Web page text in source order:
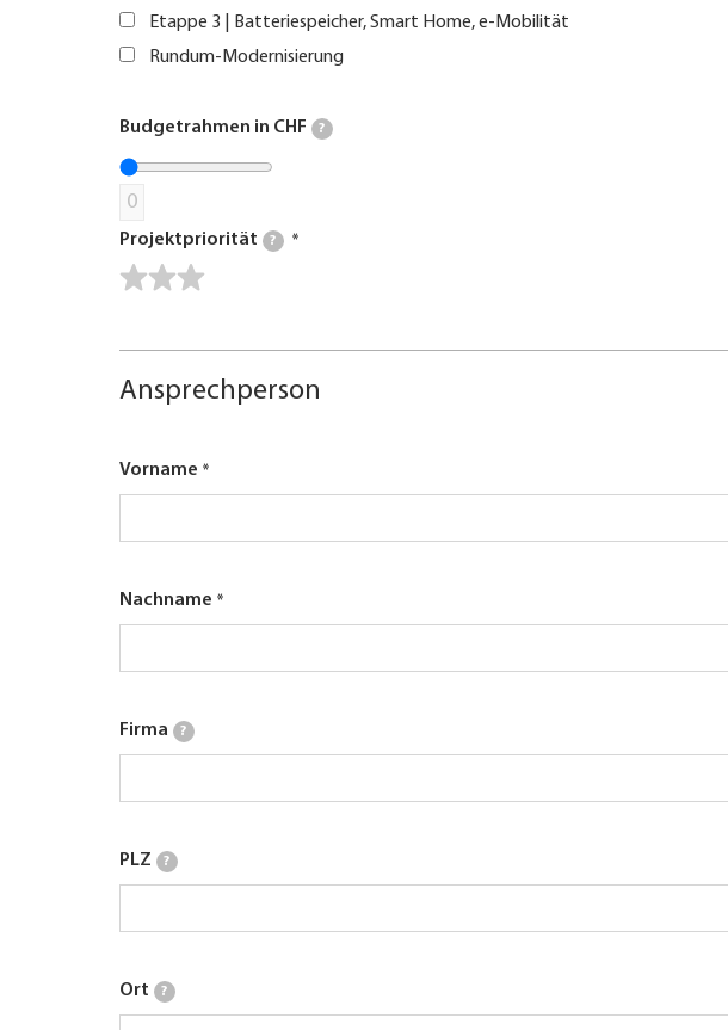
Etappe 3 | Batteriespeicher, Smart Home, e-Mobilität
Rundum-Modernisierung
Budgetrahmen in CHF ?
0
Projektpriorität ?
Ansprechperson
Vorname
Nachname
Firma ?
PLZ ?
Ort ?